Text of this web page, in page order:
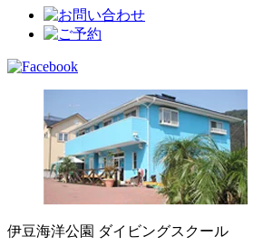
伊豆海洋公園 ダイビングスクール